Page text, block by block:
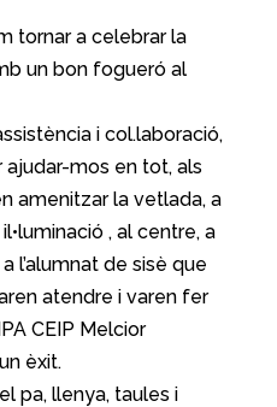
tornar a celebrar la
un bon fogueró al
i col.laboració,
mos en tot, als
amenitzar la vetlada, a
, al centre, a
l’alumnat de sisè que
atendre i varen fer
CEIP Melcior
èxit.
pa, llenya, taules i